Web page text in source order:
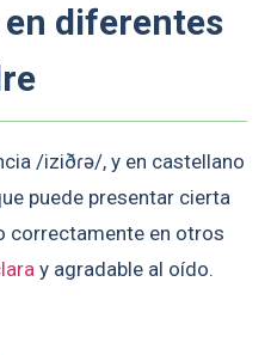
diferentes
/iziðɾə/, y en castellano
puede presentar cierta
correctamente en otros
y agradable al oído.